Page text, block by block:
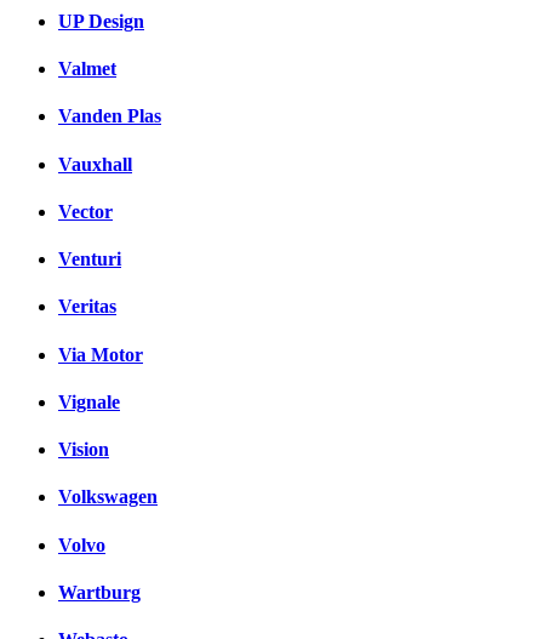
UP Design
Valmet
Vanden Plas
Vauxhall
Vector
Venturi
Veritas
Via Motor
Vignale
Vision
Volkswagen
Volvo
Wartburg